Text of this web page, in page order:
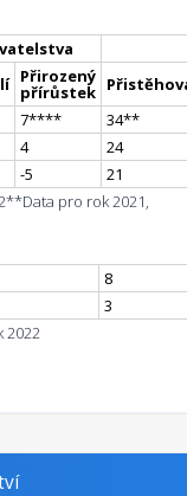
Přirozený
přírůstek
7**** 34**
4
24
-5
21
Data pro rok 2021,
8
3
2022